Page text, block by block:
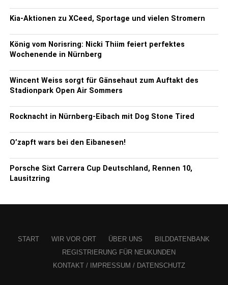
Kia-Aktionen zu XCeed, Sportage und vielen Stromern
König vom Norisring: Nicki Thiim feiert perfektes
Wochenende in Nürnberg
Wincent Weiss sorgt für Gänsehaut zum Auftakt des
Stadionpark Open Air Sommers
Rocknacht in Nürnberg-Eibach mit Dog Stone Tired
O’zapft wars bei den Eibanesen!
Porsche Sixt Carrera Cup Deutschland, Rennen 10,
Lausitzring
START WIR VOR ORT ÜBER UNS
BILDDATENBANK
REGISTRIERUNG FÜR NEUKUNDEN
KONTAKT / IMPRESSUM / DATENSCHUTZ